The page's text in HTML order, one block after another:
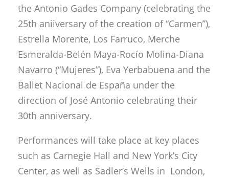
the Antonio Gades Company (celebrating the
25th aniiversary of the creation of “Carmen”),
Estrella Morente, Los Farruco, Merche
Esmeralda-Belén Maya-Rocío Molina-Diana
Navarro (“Mujeres”), Eva Yerbabuena and the
Ballet Nacional de España under the
direction of José Antonio celebrating their
30th anniversary.
Performances will take place at key places
such as Carnegie Hall and New York’s City
Center, as well as Sadler’s Wells in London,